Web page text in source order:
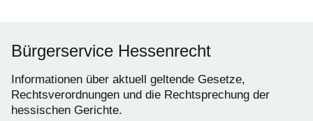
Bürgerservice Hessenrecht
Informationen über aktuell geltende Gesetze,
Rechtsverordnungen und die Rechtsprechung der
hessischen Gerichte.